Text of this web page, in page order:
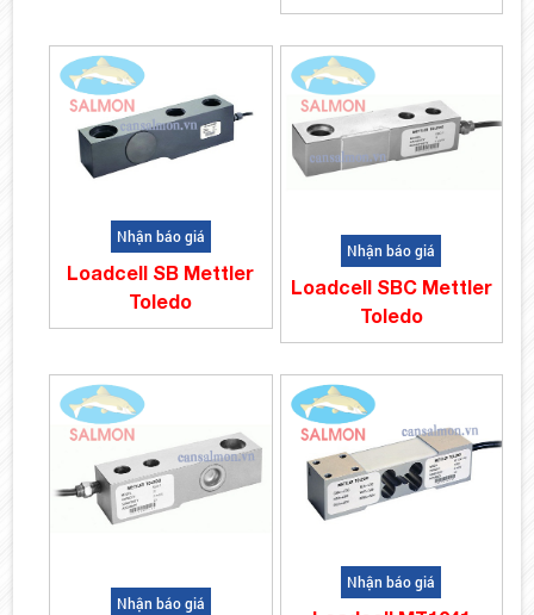
Nhận báo giá
Loadcell SB Mettler
Toledo
Nhận báo giá
Loadcell SBC Mettler
Toledo
Nhận báo giá
Nhận báo giá